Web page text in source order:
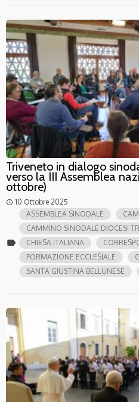
Triveneto in dialogo
verso la III Assemblea
ottobre)
access_time 10 Ottobre 2025
label
ASSEMBLEA SINODALE
CAMMINO SINODALE DIOCESI
CHIESA ITALIANA
FORMAZIONE ECCLESIALE
SANTA GIUSTINA BELLUNESE